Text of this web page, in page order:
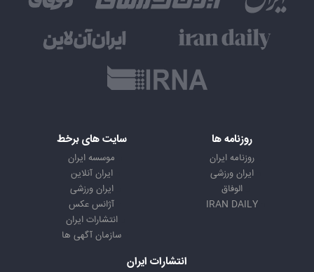
روزنامه ها
روزنامه ایران
ایران ورزشی
الوفاق
IRAN DAILY
سایت های برخط
موسسه ایران
ایران آنلاین
ایران ورزشی
آژانس عکس
انتشارات ایران
سازمان آگهی ها
انتشارات ایران